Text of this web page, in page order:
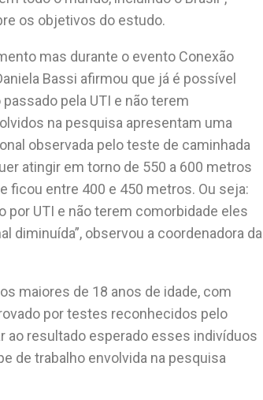
os objetivos do estudo.
mas durante o evento Conexão
Bassi afirmou que já é possível
pela UTI e não terem
na pesquisa apresentam uma
observada pelo teste de caminhada
atingir em torno de 550 a 600 metros
ficou entre 400 e 450 metros. Ou seja:
por UTI e não terem comorbidade eles
diminuída”, observou a coordenadora da
maiores de 18 anos de idade, com
por testes reconhecidos pelo
ao resultado esperado esses indivíduos
de trabalho envolvida na pesquisa